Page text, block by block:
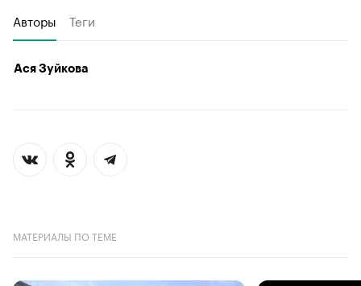
Авторы Теги
Ася Зуйкова
МАТЕРИАЛЫ ПО ТЕМЕ